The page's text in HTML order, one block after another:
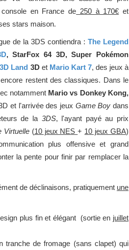
en France de 250 à 170€ et
stars maison.
de la 3DS contiendra : The Legend
, StarFox 64 3D, Super Pokémon
Land 3Det Mario Kart 7, des jeux à
restent des classiques. Dans le
notamment Mario vs Donkey Kong,
et l'arrivée des jeux Game Boydans
de la 3DS, l'ayant payé au prix
Virtuelle (10 jeux NES+ 10 jeux GBA)
plus offensive et grand
la pente pour finir par remplacer la
de déclinaisons, pratiquement une
plus fin et élégant (sortie en juillet
de fromage (sans clapet) qui